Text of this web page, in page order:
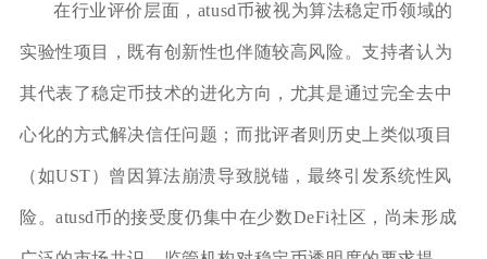
在行业评价层面，atusd币被视为算法稳定币领域的
实验性项目，既有创新性也伴随较高风险。支持者认为
其代表了稳定币技术的进化方向，尤其是通过完全去中
心化的方式解决信任问题；而批评者则历史上类似项目
（如UST）曾因算法崩溃导致脱锚，最终引发系统性风
险。atusd币的接受度仍集中在少数DeFi社区，尚未形成